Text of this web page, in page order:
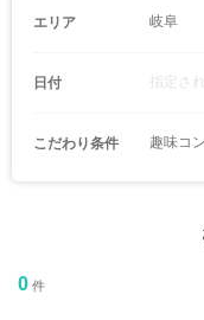
エリア 岐阜
日付 指定さ
こだわり条件 趣味コ
0 件